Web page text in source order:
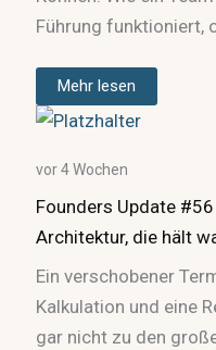
Führung funktioniert,
Mehr lesen
vor 4 Wochen
Founders Update
Architektur, die hält
Ein verschobener
Kalkulation und eine
gar nicht zu den